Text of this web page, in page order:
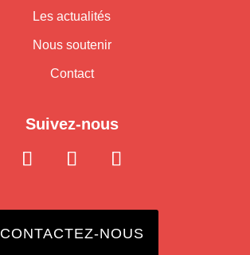
Les actualités
Nous soutenir
Contact
Suivez-nous
CONTACTEZ-NOUS